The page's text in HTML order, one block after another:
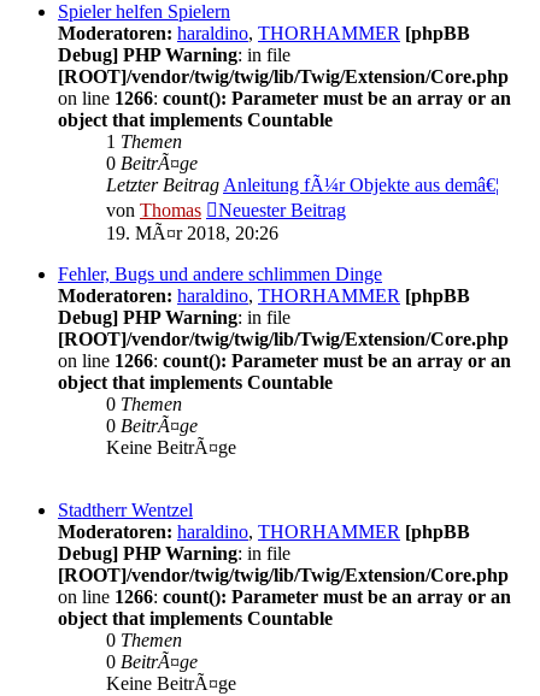
Spieler helfen Spielern
Moderatoren: haraldino, THORHAMMER [phpBB
Debug] PHP Warning: in file
[ROOT]/vendor/twig/twig/lib/Twig/Extension/Core.php
on line 1266: count(): Parameter must be an array or an
object that implements Countable
1 Themen
0 BeitrÃ¤ge
Letzter Beitrag Anleitung fÃ¼r Objekte aus demâ€¦
von Thomas
Neuester Beitrag
19. MÃ¤r 2018, 20:26
Fehler, Bugs und andere schlimmen Dinge
Moderatoren: haraldino, THORHAMMER [phpBB
Debug] PHP Warning: in file
[ROOT]/vendor/twig/twig/lib/Twig/Extension/Core.php
on line 1266: count(): Parameter must be an array or an
object that implements Countable
0 Themen
0 BeitrÃ¤ge
Keine BeitrÃ¤ge
Stadtherr Wentzel
Moderatoren: haraldino, THORHAMMER [phpBB
Debug] PHP Warning: in file
[ROOT]/vendor/twig/twig/lib/Twig/Extension/Core.php
on line 1266: count(): Parameter must be an array or an
object that implements Countable
0 Themen
0 BeitrÃ¤ge
Keine BeitrÃ¤ge